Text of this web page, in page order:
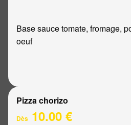
Base sauce tomate, fromage,
oeuf
Pizza chorizo
Dès 10.00 €